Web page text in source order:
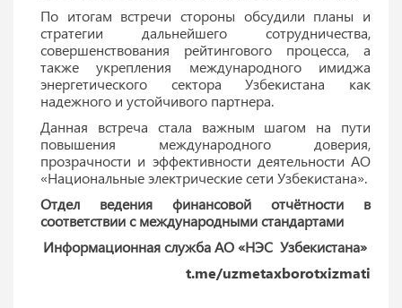
По итогам встречи стороны обсудили планы и
стратегии дальнейшего сотрудничества,
совершенствования рейтингового процесса, а
также укрепления международного имиджа
энергетического сектора Узбекистана как
надежного и устойчивого партнера.
Данная встреча стала важным шагом на пути
повышения международного доверия,
прозрачности и эффективности деятельности АО
«Национальные электрические сети Узбекистана».
Отдел ведения финансовой отчётности в
соответствии с международными стандартами
Информационная служба АО «НЭС Узбекистана»
t.me/uzmetaxborotxizmati